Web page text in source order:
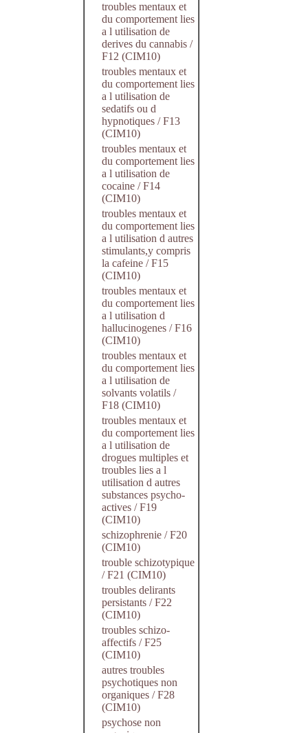
troubles mentaux et
du comportement lies
a l utilisation de
derives du cannabis /
F12 (CIM10)
troubles mentaux et
du comportement lies
a l utilisation de
sedatifs ou d
hypnotiques / F13
(CIM10)
troubles mentaux et
du comportement lies
a l utilisation de
cocaine / F14
(CIM10)
troubles mentaux et
du comportement lies
a l utilisation d autres
stimulants,y compris
la cafeine / F15
(CIM10)
troubles mentaux et
du comportement lies
a l utilisation d
hallucinogenes / F16
(CIM10)
troubles mentaux et
du comportement lies
a l utilisation de
solvants volatils /
F18 (CIM10)
troubles mentaux et
du comportement lies
a l utilisation de
drogues multiples et
troubles lies a l
utilisation d autres
substances psycho-
actives / F19
(CIM10)
schizophrenie / F20
(CIM10)
trouble schizotypique
/ F21 (CIM10)
troubles delirants
persistants / F22
(CIM10)
troubles schizo-
affectifs / F25
(CIM10)
autres troubles
psychotiques non
organiques / F28
(CIM10)
psychose non